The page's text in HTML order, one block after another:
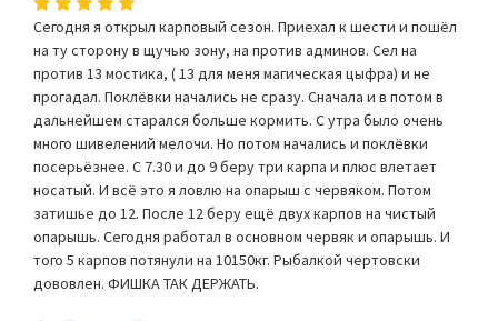
Сегодня я открыл карповый сезон. Приехал к шести и пошёл
на ту сторону в щучью зону, на против админов. Сел на
против 13 мостика, ( 13 для меня магическая цыфра) и не
прогадал. Поклёвки начались не сразу. Сначала и в потом в
дальнейшем старался больше кормить. С утра было очень
много шивелений мелочи. Но потом начались и поклёвки
посерьёзнее. С 7.30 и до 9 беру три карпа и плюс влетает
носатый. И всё это я ловлю на опарыш с червяком. Потом
затишье до 12. После 12 беру ещё двух карпов на чистый
опарышь. Сегодня работал в основном червяк и опарышь. И
того 5 карпов потянули на 10150кг. Рыбалкой чертовски
дововлен. ФИШКА ТАК ДЕРЖАТЬ.